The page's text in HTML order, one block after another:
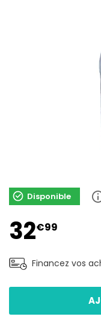
Disponible
32€99
Financez vos